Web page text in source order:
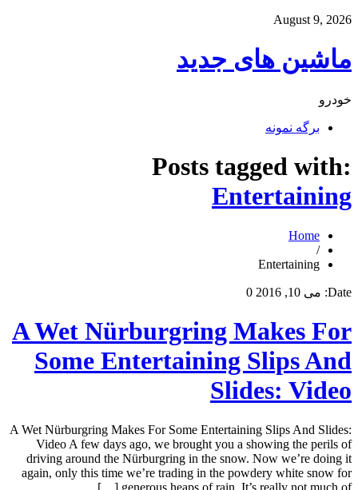
August 9, 2026
ماشین های جدید
خودرو
برگه نمونه
Posts tagged with:
Entertaining
Home
/
Entertaining
Date: می 10, 2016 0
A Wet Nürburgring Makes For
Some Entertaining Slips And
Slides: Video
A Wet Nürburgring Makes For Some Entertaining Slips And Slides:
Video A few days ago, we brought you a showing the perils of
driving around the Nürburgring in the snow. Now we’re doing it
again, only this time we’re trading in the powdery white snow for
generous heaps of rain. It’s really not much of […]